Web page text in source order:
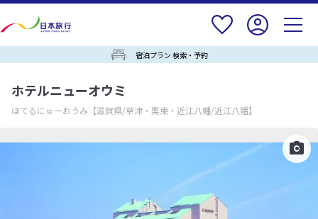
宿泊プラン 検索・予約
ホテルニューオウミ
ほてるにゅーおうみ 【滋賀県/草津・栗東・近江八幡/近江八幡】